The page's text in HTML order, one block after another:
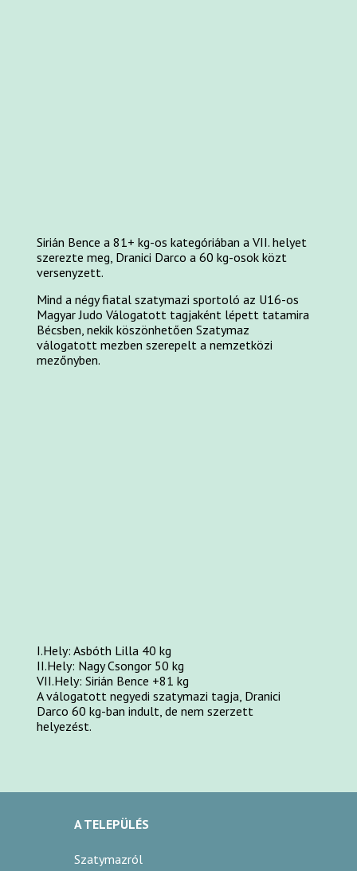
Sirián Bence a 81+ kg-os kategóriában a VII. helyet
szerezte meg, Dranici Darco a 60 kg-osok közt
versenyzett.
Mind a négy fiatal szatymazi sportoló az U16-os
Magyar Judo Válogatott tagjaként lépett tatamira
Bécsben, nekik köszönhetően Szatymaz
válogatott mezben szerepelt a nemzetközi
mezőnyben.
I.Hely: Asbóth Lilla 40 kg
II.Hely: Nagy Csongor 50 kg
VII.Hely: Sirián Bence +81 kg
A válogatott negyedi szatymazi tagja, Dranici
Darco 60 kg-ban indult, de nem szerzett
helyezést.
A TELEPÜLÉS
Szatymazról